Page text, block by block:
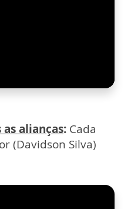
alianças: Cada
(Davidson Silva)